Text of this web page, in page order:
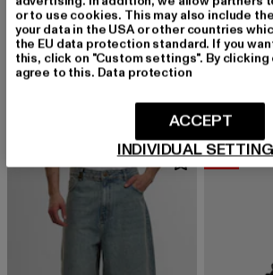
BUFFALO
Binary C - Vegansuede
2Y
Junan
-30%
or to use cookies. This may also include
your data in the USA or other countries
the EU data protection standard. If you
this, click on "Custom settings". By clicking
agree to this. Data protection
INDIVIDUAL
ACCEPT